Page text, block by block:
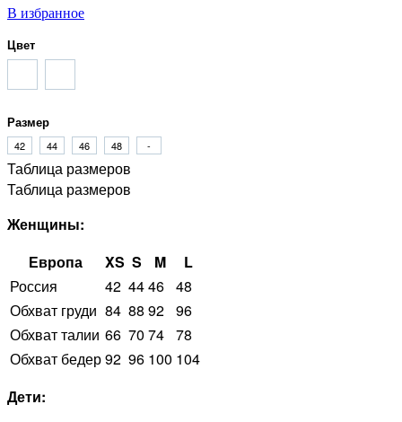
В избранное
Цвет
Размер
42 44 46 48 -
Таблица размеров
Таблица размеров
Женщины:
Европа
XS S M
L
Россия
42 4446 48
Обхват груди 84 88 92 96
Обхват талии 66 70 74 78
Обхват бедер92 96 100 104
Дети: